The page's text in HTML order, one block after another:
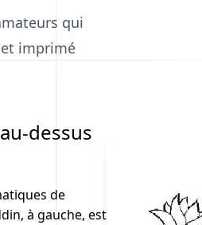
qui
imprimé
dessus
de
à gauche, est